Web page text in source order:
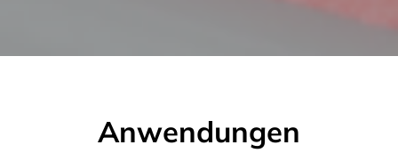
Anwendungen